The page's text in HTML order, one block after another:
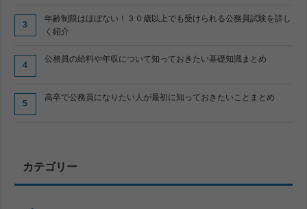
年齢制限はほぼない！３０歳以上でも受けられる公務員試験を詳し
く紹介
公務員の給料や年収について知っておきたい基礎知識まとめ
高卒で公務員になりたい人が最初に知っておきたいことまとめ
カテゴリー